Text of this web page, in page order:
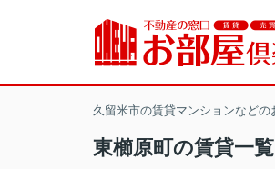
久留米市の賃貸マンションなど
東櫛原町の賃貸一覧